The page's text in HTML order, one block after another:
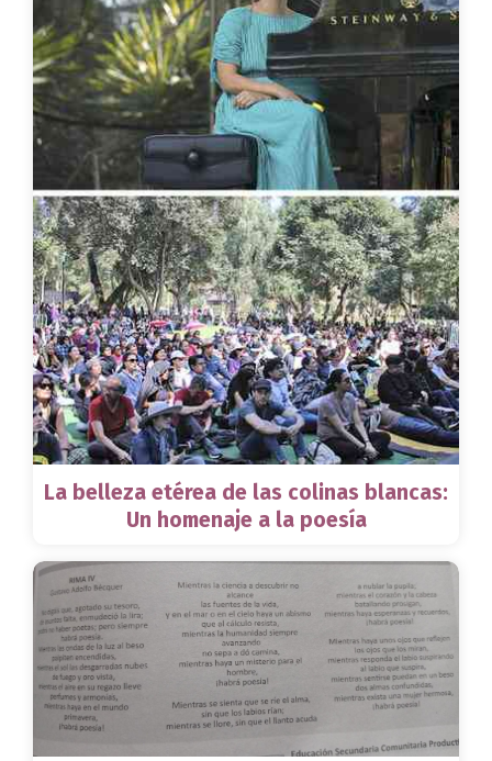
La belleza etérea de las colinas blancas:
Un homenaje a la poesía